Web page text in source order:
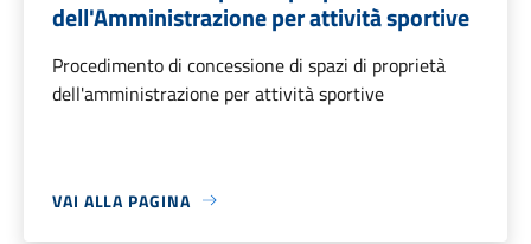
dell'Amministrazione per attività sportive
Procedimento di concessione di spazi di proprietà
dell'amministrazione per attività sportive
VAI ALLA PAGINA